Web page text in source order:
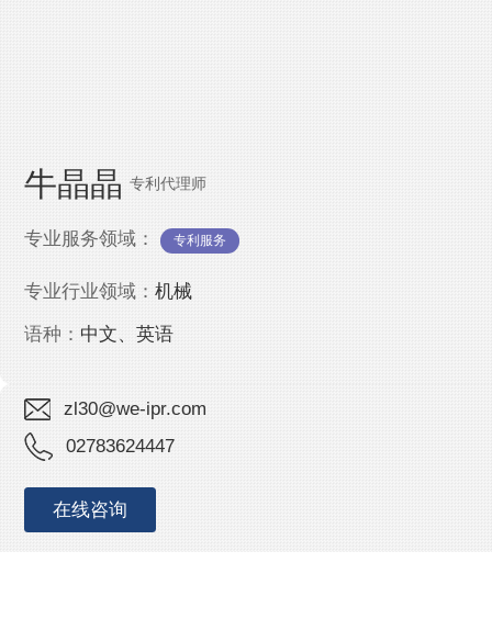
牛晶晶 专利代理师
专业服务领域： 专利服务
专业行业领域：机械
语种： 中文、英语
zl30@we-ipr.com
02783624447
在线咨询